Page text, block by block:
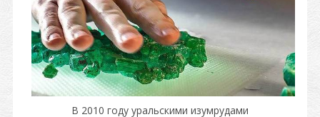
В 2010 году уральскими изумрудами